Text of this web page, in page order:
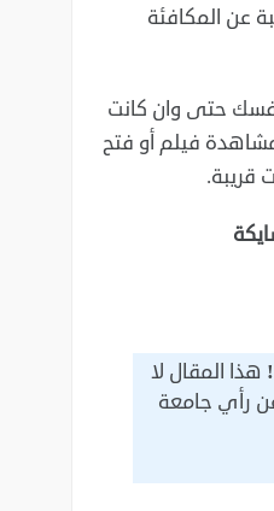
عن المكافئة
حتى وان كانت
فيلم أو فتح
قريبة.‏
هذا المقال لا
رأي جامعة